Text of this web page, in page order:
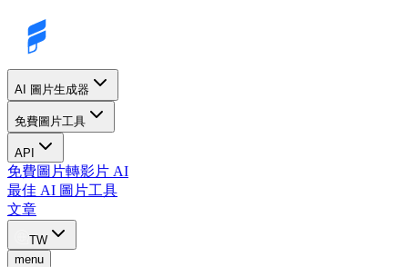
AI 圖片生成器
免費圖片工具
API
免費圖片轉影片 AI
最佳 AI 圖片工具
文章
TW
menu